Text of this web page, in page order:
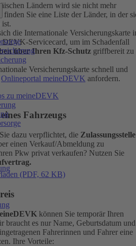
Ländern wird sie nicht mehr
finden Sie eine Liste der Länder, in der
ist.
die Internationale Versicherungskarte
Servicecard, um im Schadenfall
über Ihren Kfz-Schutz griffbereit zu
Versicherungskarte schnell und
Onlineportal meineDEVK anfordern.
zu meineDEVK
Fahrzeugs
dazu verpflichtet, die Zulassungsstelle
einen Verkauf/Abmeldung zu
Pkw privat verkaufen? Nutzen Sie
(PDF, 62 KB)
können Sie temporär Ihren
braucht es nur Name, Geburtsdatum und
Fahrerinnen und Fahrer eine
Ihre Vorteile: